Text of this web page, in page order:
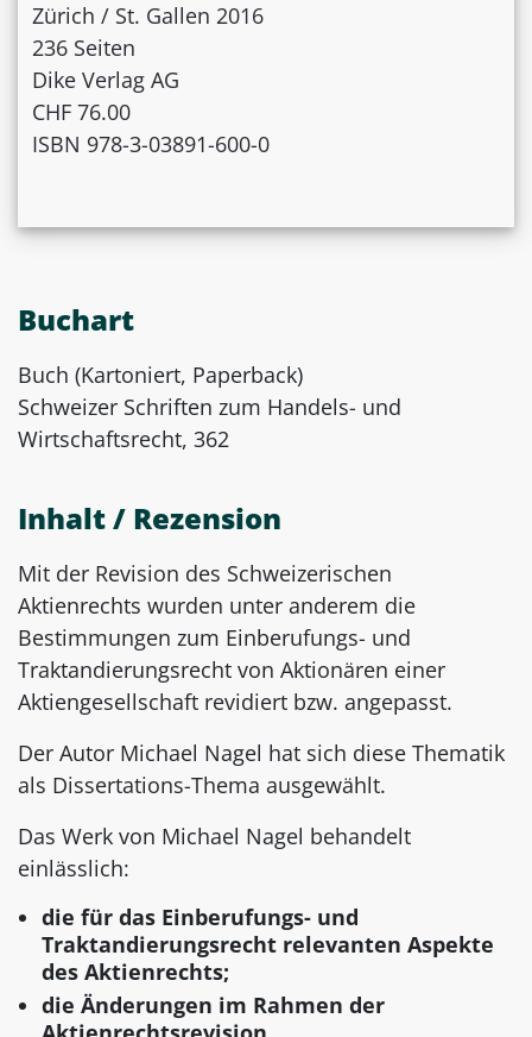
Zürich / St. Gallen 2016
236 Seiten
Dike Verlag AG
CHF 76.00
ISBN 978-3-03891-600-0
Buchart
Buch (Kartoniert, Paperback)
Schweizer Schriften zum Handels- und
Wirtschaftsrecht, 362
Inhalt / Rezension
Mit der Revision des Schweizerischen
Aktienrechts wurden unter anderem die
Bestimmungen zum Einberufungs- und
Traktandierungsrecht von Aktionären einer
Aktiengesellschaft revidiert bzw. angepasst.
Der Autor Michael Nagel hat sich diese Thematik
als Dissertations-Thema ausgewählt.
Das Werk von Michael Nagel behandelt
einlässlich:
die für das Einberufungs- und
Traktandierungsrecht relevanten Aspekte
des Aktienrechts;
die Änderungen im Rahmen der